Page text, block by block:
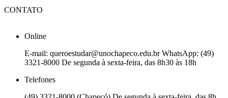
CONTATO
Online
E-mail: queroestudar@unochapeco.edu.br WhatsApp: (49)
3321-8000 De segunda à sexta-feira, das 8h30 às 18h
Telefones